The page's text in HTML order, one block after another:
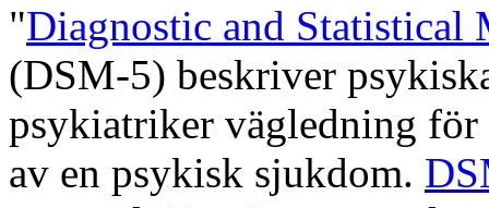
"Diagnostic and Statistical
(DSM-5) beskriver
psykiatriker vägledning för
av en psykisk sjukdom.